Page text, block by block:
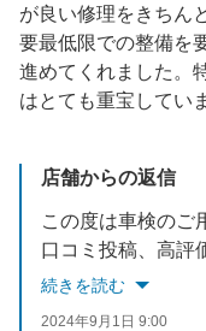
が良い修理をきちん
要最低限での整備を
進めてくれました。
はとても重宝してい
店舗からの返信
この度は車検のご
口コミ投稿、高評
日頃からオイル交換、タイヤ交換なども行っ
続きを読む
2024年9月1日 9:00